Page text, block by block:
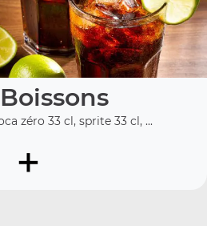
zéro 33 cl, sprite 33 cl, ...
+